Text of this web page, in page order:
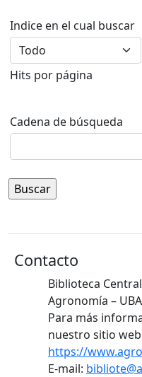
Indice en el cual buscar
Hits por página
Cadena de búsqueda
Contacto
Biblioteca
Agronomía – UBA
Para más
nuestro sitio
https://
E-mail: